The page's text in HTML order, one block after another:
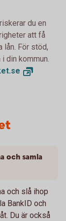
du en
att få
lån. För stöd,
din kommun.
se
och samla
och slå ihop
BankID och
Du är också